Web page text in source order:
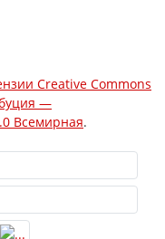
Creative Commons
—
Всемирная.